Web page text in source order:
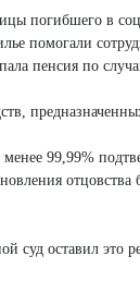
погибшего в
помогали
пенсия по
99,99%
отцовства
суд оставил это